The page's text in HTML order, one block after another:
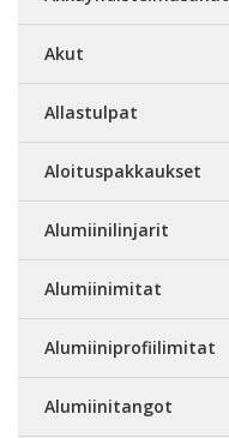
Akut
Allastulpat
Aloituspakkaukset
Alumiinilinjarit
Alumiinimitat
Alumiiniprofiilimitat
Alumiinitangot